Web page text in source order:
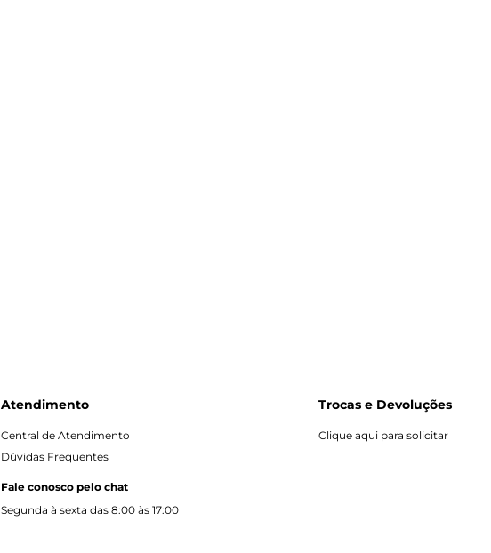
Atendimento
Central de Atendimento
Dúvidas Frequentes
Fale conosco pelo chat
Segunda à sexta das 8:00 às 17:00
Trocas e Devoluções
Clique aqui para solicitar